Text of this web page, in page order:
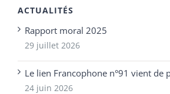
ACTUALITÉS
Rapport moral 2025
29 juillet 2026
Le lien Francophone n°91 vient de
24 juin 2026